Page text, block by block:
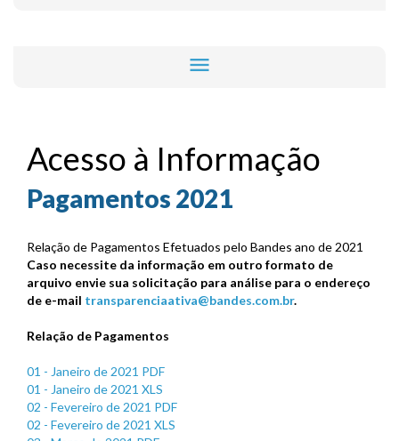
menu
Acesso à Informação
Pagamentos 2021
Relação de Pagamentos Efetuados pelo Bandes ano de 2021
Caso necessite da informação em outro formato de
arquivo envie sua solicitação para análise para o endereço
de e-mail transparenciaativa@bandes.com.br.
Relação de Pagamentos
01 - Janeiro de 2021 PDF
01 - Janeiro de 2021 XLS
02 - Fevereiro de 2021 PDF
02 - Fevereiro de 2021 XLS